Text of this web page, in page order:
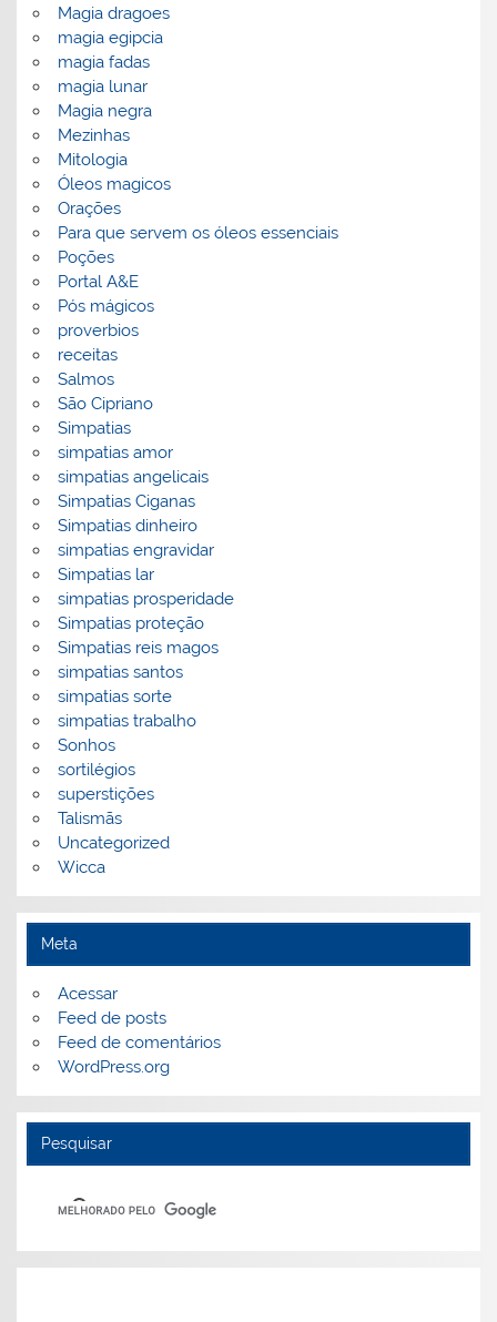
Magia dragoes
magia egipcia
magia fadas
magia lunar
Magia negra
Mezinhas
Mitologia
Óleos magicos
Orações
Para que servem os óleos essenciais
Poções
Portal A&E
Pós mágicos
proverbios
receitas
Salmos
São Cipriano
Simpatias
simpatias amor
simpatias angelicais
Simpatias Ciganas
Simpatias dinheiro
simpatias engravidar
Simpatias lar
simpatias prosperidade
Simpatias proteção
Simpatias reis magos
simpatias santos
simpatias sorte
simpatias trabalho
Sonhos
sortilégios
superstições
Talismãs
Uncategorized
Wicca
Meta
Acessar
Feed de posts
Feed de comentários
WordPress.org
Pesquisar